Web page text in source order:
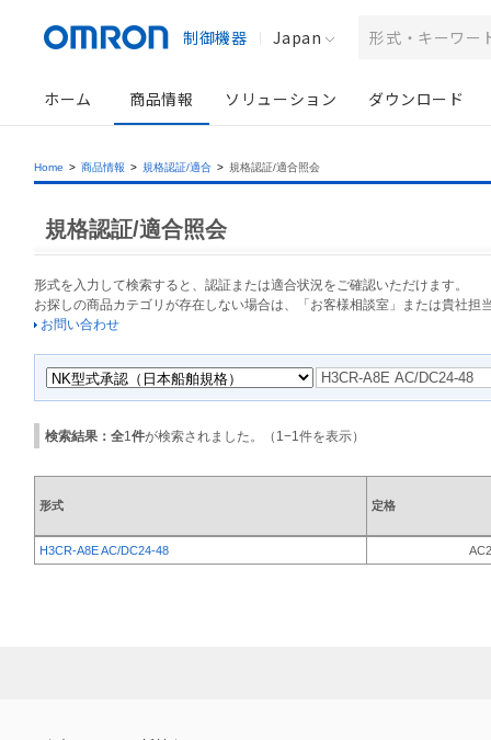
制御機器 Japan
ホーム 商品情報 ソリューション ダウンロード
Home > 商品情報 > 規格認証/適合 > 規格認証/適合照会
規格認証/適合照会
形式を入力して検索すると、認証または適合状況をご確認いただけます。
お探しの商品カテゴリが存在しない場合は、「お客様相談室」または貴社担
お問い合わせ
検索結果：全1 件が検索されました。（ 1 −1 件を表示）
形式 定格
H3CR-A8E AC/DC24-48